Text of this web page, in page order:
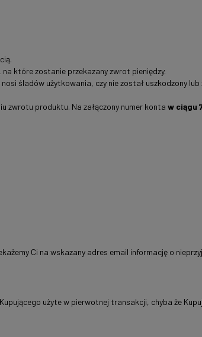
które zostanie przekazany zwrot pieniędzy.
śladów użytkowania, czy nie został uszkodzony lub
zwrotu produktu. Na załączony numer konta w ciągu
Ci na wskazany adres email informację o
użyte w pierwotnej transakcji, chyba że